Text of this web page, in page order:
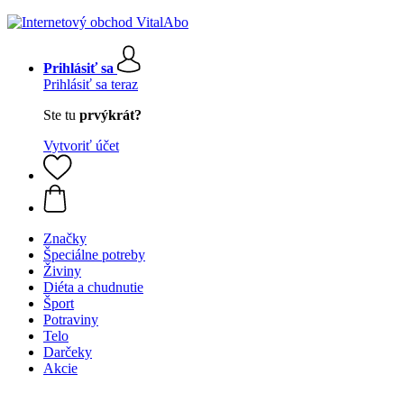
Prihlásiť sa
Prihlásiť sa teraz
Ste tu prvýkrát?
Vytvoriť účet
Značky
Špeciálne potreby
Živiny
Diéta a chudnutie
Šport
Potraviny
Telo
Darčeky
Akcie